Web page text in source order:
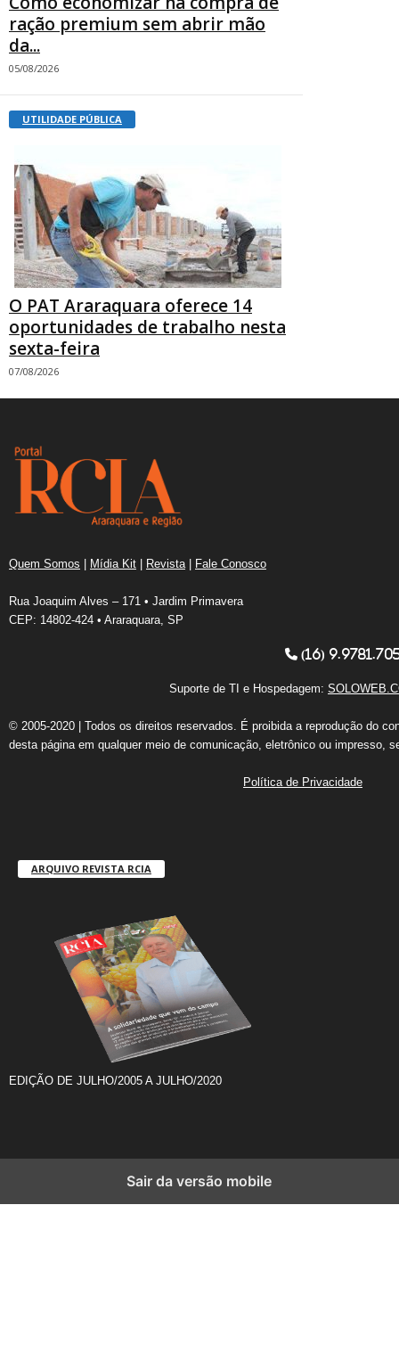
ração premium sem abrir mão
da...
05/08/2026
UTILIDADE PÚBLICA
O PAT Araraquara oferece 14
oportunidades de trabalho nesta
sexta-feira
07/08/2026
Quem Somos | Mídia Kit | Revista | Fale Conosco
Rua Joaquim Alves – 171 • Jardim Primavera
CEP: 14802-424 • Araraquara, SP
(16)
Suporte de TI e Hospedagem:
© 2005-2020 | Todos os direitos reservados. É proibida a reprodução do
desta página em qualquer meio de comunicação, eletrônico ou impresso,
Política de Privacidade
ARQUIVO REVISTA RCIA
EDIÇÃO DE JULHO/2005 A JULHO/2020
Sair da versão mobile